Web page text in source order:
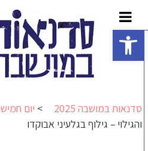
פתח סרגל נגישות
סדנאות במושבה 2025 >יום חמישי 18.12
והגילוי – גילוף בגלעיני אבוקדו